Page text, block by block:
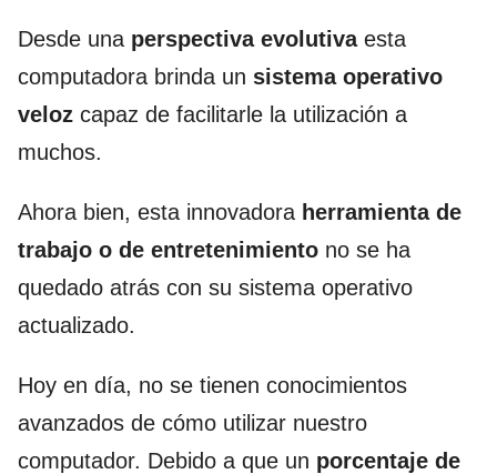
Desde una perspectiva evolutivaesta
computadora brinda un sistema operativo
veloz capaz de facilitarle la utilización a
muchos.
Ahora bien, esta innovadora herramienta de
trabajo o de entretenimiento no se ha
quedado atrás con su sistema operativo
actualizado.
Hoy en día, no se tienen conocimientos
avanzados de cómo utilizar nuestro
computador. Debido a que un porcentaje de